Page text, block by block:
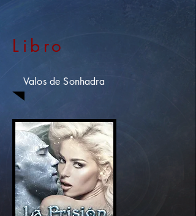
Libro
Valos de Sonhadra